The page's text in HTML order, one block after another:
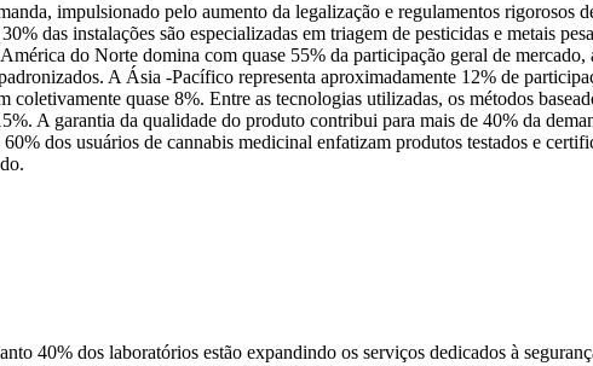
impulsionado pelo aumento da legalização e regulamentos rigorosos
das instalações são especializadas em triagem de pesticidas e metais
do Norte domina com quase 55% da participação geral de mercado,
A Ásia -Pacífico representa aproximadamente 12% de
quase 8%. Entre as tecnologias utilizadas, os métodos
A garantia da qualidade do produto contribui para mais de 40% da
dos usuários de cannabis medicinal enfatizam produtos testados e
40% dos laboratórios estão expandindo os serviços dedicados à